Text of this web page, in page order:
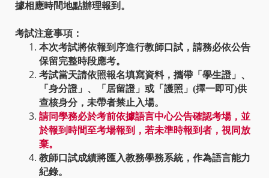
據相應時間地點辦理報到。
考試注意事項：
本次考試將依報到序進行教師口試，請務必依公告
保留完整時段應考。
考試當天請依照報名填寫資料，攜帶「學生證」、
「身分證」、「居留證」或「護照」(擇一即可)供
查核身分，未帶者禁止入場。
請同學務必於考前依據語言中心公告確認考場，並
於報到時間至考場報到，若未準時報到者，視同放
棄。
教師口試成績將匯入教務學務系統，作為語言能力
紀錄。